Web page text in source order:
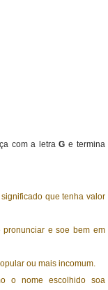
com a letraG e termina
que tenha valor
e soe bem em
ou mais incomum.
o nome escolhido soa